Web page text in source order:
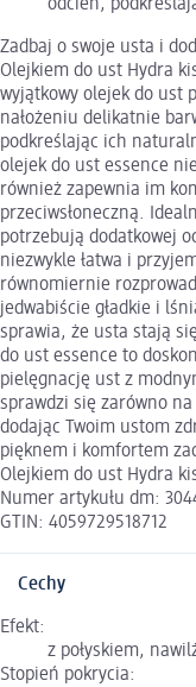
odcień,
Zadbaj o swoje usta i
Olejkiem do ust Hydra
wyjątkowy olejek do ust
nałożeniu delikatnie
podkreślając ich
olejek do ust essence
również zapewnia im
przeciwsłoneczną.
potrzebują dodatkowej
niezwykle łatwa i
równomiernie
jedwabiście gładkie i
sprawia, że usta stają
do ust essence to
pielęgnację ust z
sprawdzi się zarówno
dodając Twoim ustom
pięknem i komfortem
Olejkiem do ust Hydra
Numer artykułu dm:
GTIN: 4059729518712
Cechy
Efekt:
z połyskiem,
Stopień pokrycia: